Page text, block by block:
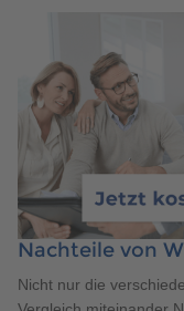
Nachteile von
Nicht nur die